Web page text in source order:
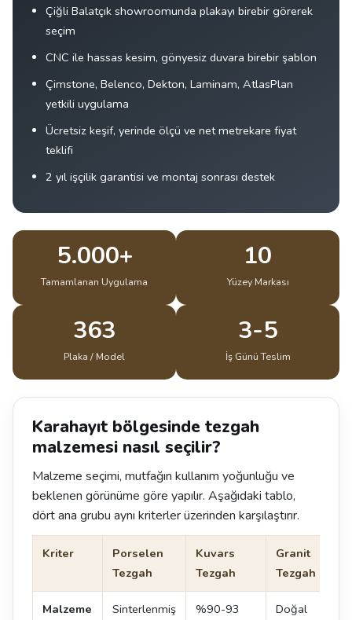
Çiğli Balatçık showroomunda plakayı birebir görerek
seçim
CNC ile hassas kesim, gönyesiz duvara birebir şablon
Çimstone, Belenco, Dekton, Laminam, AtlasPlan
yetkili uygulama
Ücretsiz keşif, yerinde ölçü ve net metrekare fiyat
teklifi
2 yıl işçilik garantisi ve montaj sonrası destek
5.000+
Tamamlanan Uygulama
10
Yüzey Markası
363
Plaka / Model
3-5
İş Günü Teslim
Karahayıt bölgesinde tezgah
malzemesi nasıl seçilir?
Malzeme seçimi, mutfağın kullanım yoğunluğu ve
beklenen görünüme göre yapılır. Aşağıdaki tablo,
dört ana grubu aynı kriterler üzerinden karşılaştırır.
Kriter
Porselen
Tezgah
Kuvars
Tezgah
Granit
Tezgah
Malzeme
Sinterlenmiş
%90-93
Doğal